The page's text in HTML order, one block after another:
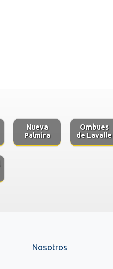
Nueva
Palmira
Ombues
de Lavalle
Nosotros